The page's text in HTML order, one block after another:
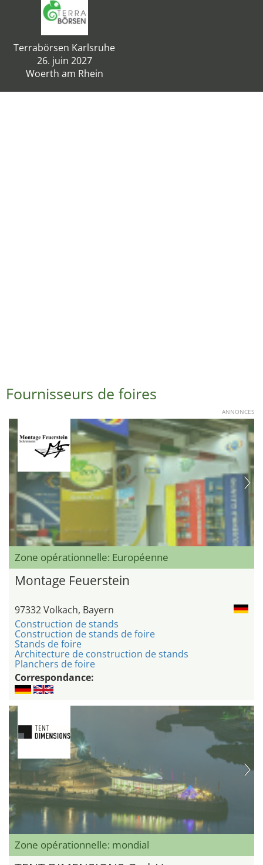
Terrabörsen Karlsruhe
26. juin 2027
Woerth am Rhein
Fournisseurs de foires
ANNONCES
Zone opérationnelle: Européenne
Montage Feuerstein
97332 Volkach, Bayern
Construction de stands
Construction de stands de foire
Stands de foire
Architecture de construction de stands
Planchers de foire
Correspondance:
Zone opérationnelle: mondial